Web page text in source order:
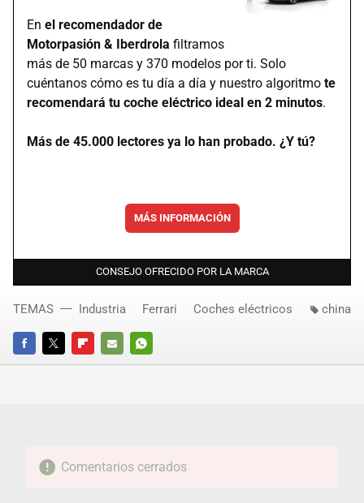
En el recomendador de
Motorpasión & Iberdrola filtramos
más de 50 marcas y 370 modelos por ti. Solo
cuéntanos cómo es tu día a día y nuestro algoritmo te
recomendará tu coche eléctrico ideal en 2 minutos.
Más de 45.000 lectores ya lo han probado. ¿Y tú?
MÁS INFORMACIÓN
CONSEJO OFRECIDO POR LA MARCA
FACEBOOKTWITTERFLIPBOARD
E-
WHATSAPP
TEMAS Industria Ferrari Coches eléctricos china
Comentarios cerrados